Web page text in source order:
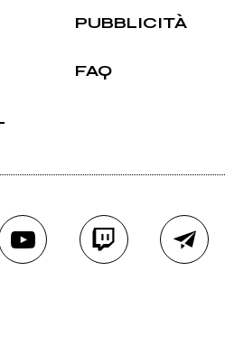
PUBBLICITÀ
FAQ